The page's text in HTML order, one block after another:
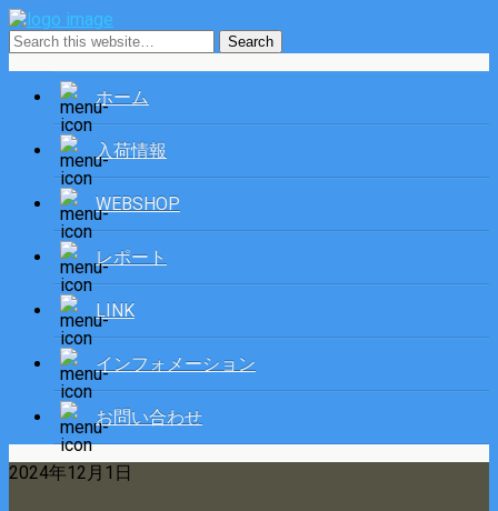
ホーム
入荷情報
WEBSHOP
レポート
LINK
インフォメーション
お問い合わせ
2024年12月1日